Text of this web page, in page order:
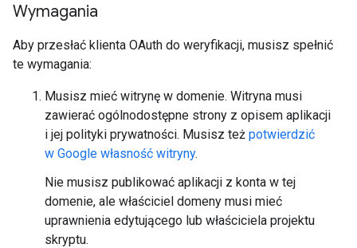
Wymagania
Aby przesłać klienta OAuth do weryfikacji, musisz spełnić
te wymagania:
Musisz mieć witrynę w domenie. Witryna musi
zawierać ogólnodostępne strony z opisem aplikacji
i jej polityki prywatności. Musisz też potwierdzić
w Google własność witryny.
Nie musisz publikować aplikacji z konta w tej
domenie, ale właściciel domeny musi mieć
uprawnienia edytującego lub właściciela projektu
skryptu.